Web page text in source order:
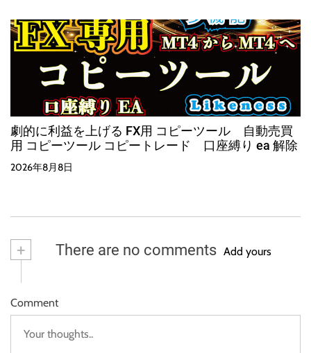
劇的に利益を上げる FX用 コピーツール 自動売買
用 コピーツール コピートレード 口座縛り ea 解除
2026年8月8日
+ There are no comments Add yours
Comment